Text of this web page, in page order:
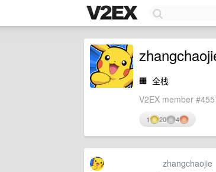
🏢 全栈
V2EX member
1 20 4
zhangchaojie